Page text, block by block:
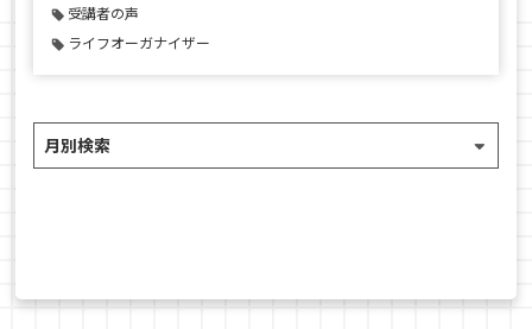
受講者の声
ライフオーガナイザー